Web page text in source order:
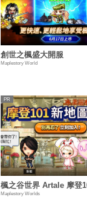
創世之楓盛大開服
Maplestory World
楓之谷世界 Artale 摩登
Maplestory Worlds